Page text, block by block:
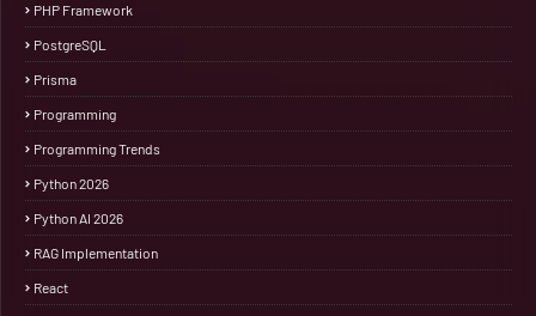
PHP Framework
PostgreSQL
Prisma
Programming
Programming Trends
Python 2026
Python AI 2026
RAG Implementation
React